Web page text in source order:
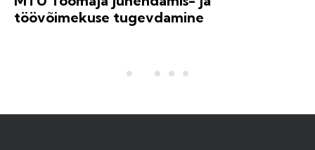
töövõimekuse tugevdamine